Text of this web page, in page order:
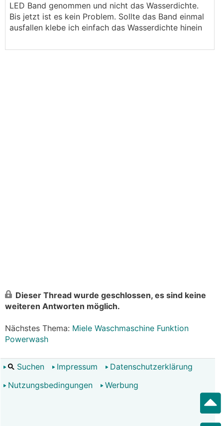
LED Band genommen und nicht das Wasserdichte.
Bis jetzt ist es kein Problem. Sollte das Band einmal
ausfallen klebe ich einfach das Wasserdichte hinein
Dieser Thread wurde geschlossen, es sind keine
weiteren Antworten möglich.
Nächstes Thema: Miele Waschmaschine Funktion
Powerwash
Suchen Impressum
Datenschutzerklärung
Nutzungsbedingungen
Werbung